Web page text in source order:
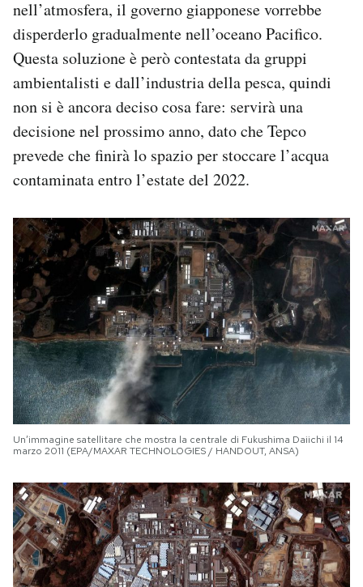
nell’atmosfera, il governo giapponese vorrebbe
disperderlo gradualmente nell’oceano Pacifico.
Questa soluzione è però contestata da gruppi
ambientalisti e dall’industria della pesca, quindi
non si è ancora deciso cosa fare: servirà una
decisione nel prossimo anno, dato che Tepco
prevede che finirà lo spazio per stoccare l’acqua
contaminata entro l’estate del 2022.
Un’immagine satellitare che mostra la centrale di Fukushima Daiichi il 14
marzo 2011 (EPA/MAXAR TECHNOLOGIES / HANDOUT, ANSA)